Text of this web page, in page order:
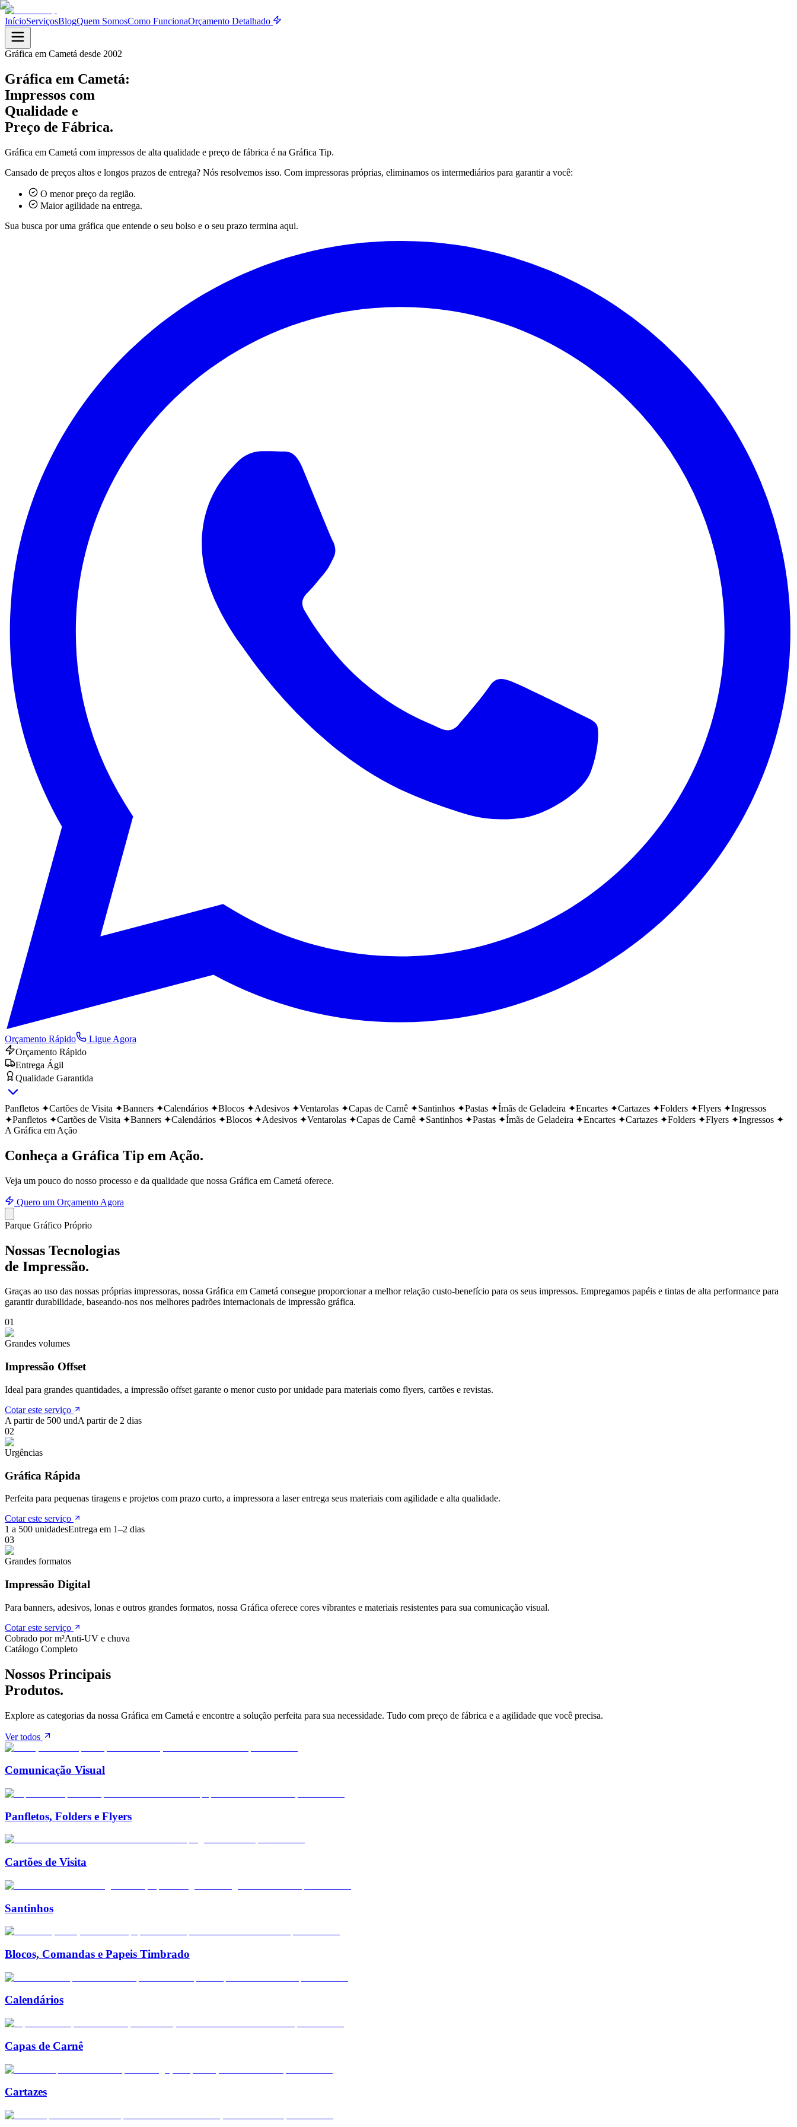
InícioServiçosBlogQuem SomosComo FuncionaOrçamento Detalhado
Gráfica em Cametá desde 2002
Gráfica em Cametá:
Impressos com
Qualidade e
Preço de Fábrica.
Gráfica em Cametá com impressos de alta qualidade e preço de fábrica é na Gráfica Tip.
Cansado de preços altos e longos prazos de entrega? Nós resolvemos isso. Com impressoras próprias, eliminamos os intermediários para garantir a você:
O menor preço da região.
Maior agilidade na entrega.
Sua busca por uma gráfica que entende o seu bolso e o seu prazo termina aqui.
Orçamento Rápido
Ligue Agora
Orçamento Rápido
Entrega Ágil
Qualidade Garantida
Panfletos ✦Cartões de Visita ✦Banners ✦Calendários ✦Blocos ✦Adesivos ✦Ventarolas ✦Capas de Carnê ✦Santinhos ✦Pastas ✦Ímãs de Geladeira ✦Encartes ✦Cartazes ✦Folders ✦Flyers ✦Ingressos
✦Panfletos ✦Cartões de Visita ✦Banners ✦Calendários ✦Blocos ✦Adesivos ✦Ventarolas ✦Capas de Carnê ✦Santinhos ✦Pastas ✦Ímãs de Geladeira ✦Encartes ✦Cartazes ✦Folders ✦Flyers ✦Ingressos ✦
A Gráfica em Ação
Conheça a Gráfica Tip em Ação.
Veja um pouco do nosso processo e da qualidade que nossa Gráfica em Cametá oferece.
Quero um Orçamento Agora
Parque Gráfico Próprio
Nossas Tecnologias
de Impressão.
Graças ao uso das nossas próprias impressoras, nossa Gráfica em Cametá consegue proporcionar a melhor relação custo-benefício para os seus impressos. Empregamos papéis e tintas de alta performance para
garantir durabilidade, baseando-nos nos melhores padrões internacionais de impressão gráfica.
01
Grandes volumes
Impressão Offset
Ideal para grandes quantidades, a impressão offset garante o menor custo por unidade para materiais como flyers, cartões e revistas.
Cotar este serviço
A partir de 500 undA partir de 2 dias
02
Urgências
Gráfica Rápida
Perfeita para pequenas tiragens e projetos com prazo curto, a impressora a laser entrega seus materiais com agilidade e alta qualidade.
Cotar este serviço
1 a 500 unidadesEntrega em 1–2 dias
03
Grandes formatos
Impressão Digital
Para banners, adesivos, lonas e outros grandes formatos, nossa Gráfica oferece cores vibrantes e materiais resistentes para sua comunicação visual.
Cotar este serviço
Cobrado por m²Anti-UV e chuva
Catálogo Completo
Nossos Principais
Produtos.
Explore as categorias da nossa Gráfica em Cametá e encontre a solução perfeita para sua necessidade. Tudo com preço de fábrica e a agilidade que você precisa.
Ver todos
Comunicação Visual
Panfletos, Folders e Flyers
Cartões de Visita
Santinhos
Blocos, Comandas e Papeis Timbrado
Calendários
Capas de Carnê
Cartazes